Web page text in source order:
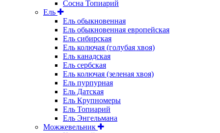
Сосна Топиарий
Ель
Ель обыкновенная
Ель обыкновенная европейская
Ель сибирская
Ель колючая (голубая хвоя)
Ель канадская
Ель сербская
Ель колючая (зеленая хвоя)
Ель пурпурная
Ель Датская
Ель Крупномеры
Ель Топиарий
Ель Энгельмана
Можжевельник